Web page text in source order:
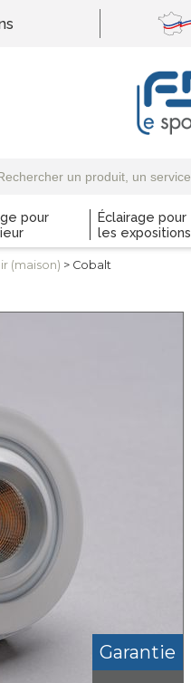
pour
Éclairage pour
les expositions
(maison) > Cobalt
Garantie